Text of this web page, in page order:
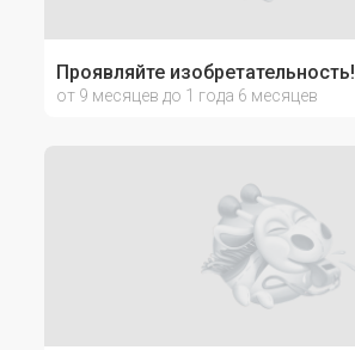
Проявляйте изобретательность!
от 9 месяцев до 1 года 6 месяцев